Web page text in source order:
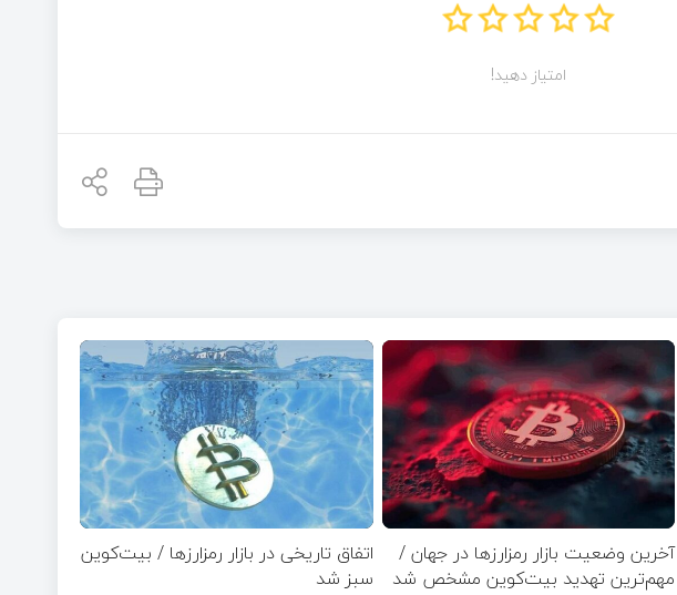
امتیاز دهید!
آخرین وضعیت بازار رمزارزها در جهان /
مهم‌ترین تهدید بیت‌کوین مشخص شد
اتفاق تاریخی در بازار رمزارزها / بیت‌کوین
سبز شد